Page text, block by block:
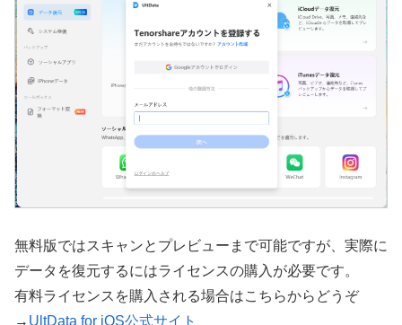
無料版ではスキャンとプレビューまで可能ですが、実際に
データを復元するにはライセンスの購入が必要です。
有料ライセンスを購入される場合はこちらからどうぞ
→ UltData for iOS公式サイト